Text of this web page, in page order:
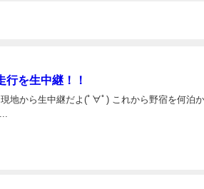
を生中継！！
地から生中継だよ(ﾟ∀ﾟ) これから野宿を何泊か